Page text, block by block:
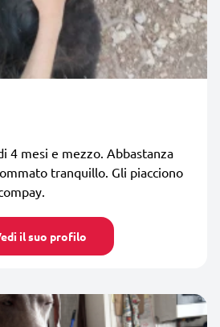
4 mesi e mezzo. Abbastanza
tranquillo. Gli piacciono
il suo profilo